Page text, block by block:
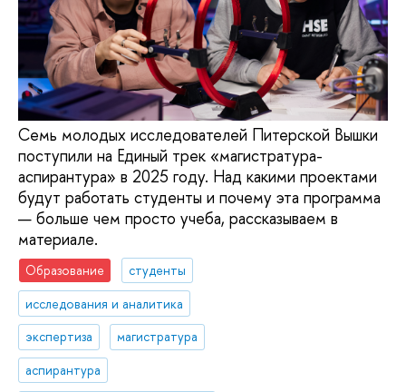
Семь молодых исследователей Питерской Вышки
поступили на Единый трек «магистратура-
аспирантура» в 2025 году. Над какими проектами
будут работать студенты и почему эта программа
— больше чем просто учеба, рассказываем в
материале.
Образование
студенты
исследования и аналитика
экспертиза
магистратура
аспирантура